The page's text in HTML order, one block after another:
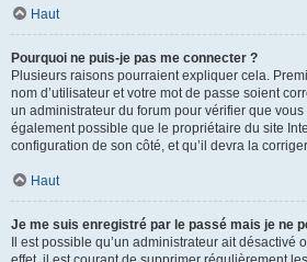
Haut
Pourquoi ne puis-je pas me connecter ?
Plusieurs raisons pourraient expliquer cela.
nom d’utilisateur et votre mot de passe soient
un administrateur du forum pour vérifier que vous
également possible que le propriétaire du site
configuration de son côté, et qu’il devra la
Haut
Je me suis enregistré par le passé mais je ne
Il est possible qu’un administrateur ait désactivé